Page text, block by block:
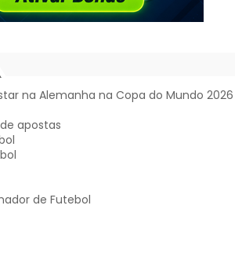
na Alemanha na Copa do Mundo 2026
apostas
de Futebol